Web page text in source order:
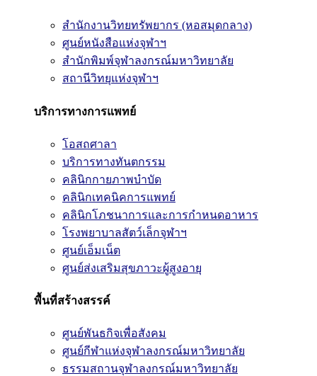
สำนักงานวิทยทรัพยากร (หอสมุดกลาง)
ศูนย์หนังสือแห่งจุฬาฯ
สำนักพิมพ์จุฬาลงกรณ์มหาวิทยาลัย
สถานีวิทยุแห่งจุฬาฯ
บริการทางการแพทย์
โอสถศาลา
บริการทางทันตกรรม
คลินิกกายภาพบำบัด
คลินิกเทคนิคการแพทย์
คลินิกโภชนาการและการกำหนดอาหาร
โรงพยาบาลสัตว์เล็กจุฬาฯ
ศูนย์เอ็มเน็ต
ศูนย์ส่งเสริมสุขภาวะผู้สูงอายุ
พื้นที่สร้างสรรค์
ศูนย์พันธกิจเพื่อสังคม
ศูนย์กีฬาแห่งจุฬาลงกรณ์มหาวิทยาลัย
ธรรมสถานจุฬาลงกรณ์มหาวิทยาลัย